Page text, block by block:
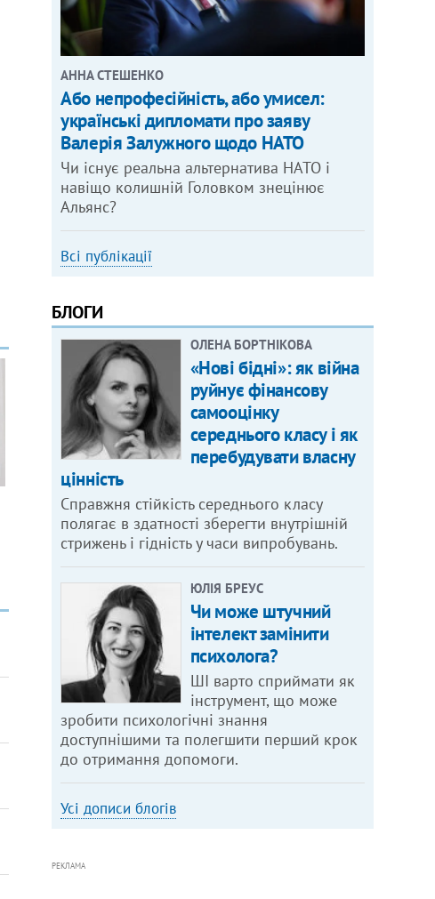
АННА СТЕШЕНКО
Або непрофесійність, або умисел:
українські дипломати про заяву
Валерія Залужного щодо НАТО
Чи існує реальна альтернатива НАТО і
навіщо колишній Головком знецінює
Альянс?
Всі публікації
БЛОГИ
ОЛЕНА БОРТНІКОВА
«Нові бідні»: як війна
руйнує фінансову
самооцінку
середнього класу і як
перебудувати власну
цінність
Справжня стійкість середнього класу
полягає в здатності зберегти внутрішній
стрижень і гідність у часи випробувань.
ЮЛІЯ БРЕУС
Чи може штучний
інтелект замінити
психолога?
ШІ варто сприймати як
інструмент, що може
зробити психологічні знання
доступнішими та полегшити перший крок
до отримання допомоги.
Усі дописи блогів
РЕКЛАМА